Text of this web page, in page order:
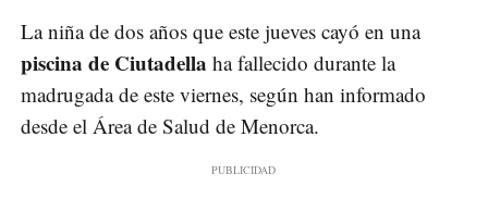
La niña de dos años que este jueves cayó en una
piscina de Ciutadella ha fallecido durante la
madrugada de este viernes, según han informado
desde el Área de Salud de Menorca.